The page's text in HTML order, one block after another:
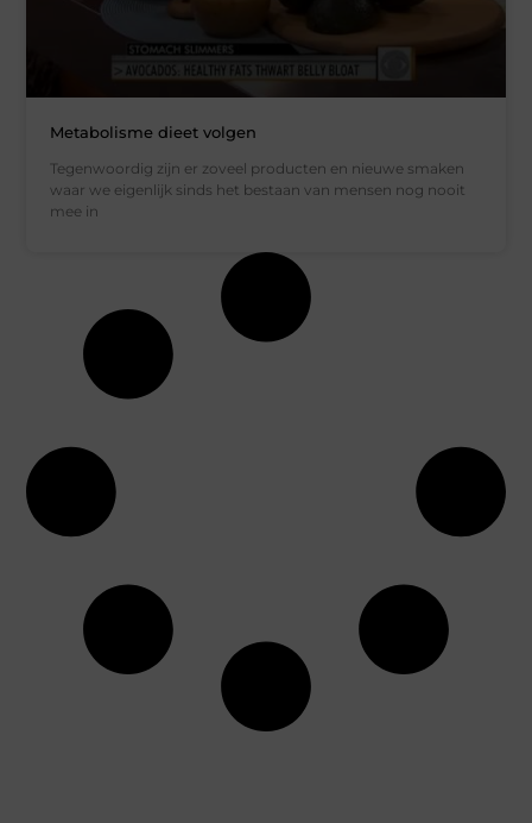
Metabolisme dieet volgen
Tegenwoordig zijn er zoveel producten en nieuwe smaken
waar we eigenlijk sinds het bestaan van mensen nog nooit
mee in